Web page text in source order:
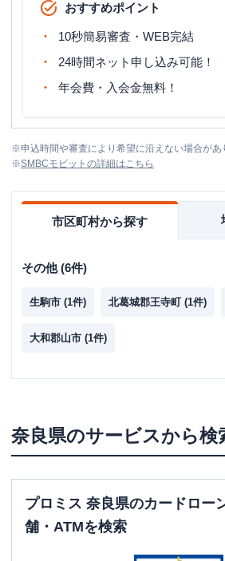
おすすめポイント
10秒簡易審査・WEB完結
24時間ネット申し込み可能！
年会費・入会金無料！
※申込時間や審査により希望に沿えない場合があ
※SMBCモビット の詳細はこちら
市区町村から探す
その他(6件)
生駒市 (1件) 北葛城郡王寺町 (1件)
大和郡山市 (1件)
奈良県のサービスから検
プロミス 奈良県のカードロー
舗・ATMを検索